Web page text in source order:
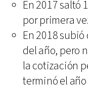
En 2017 saltó
por primera
En 2018
del año, pero
la cotización
terminó el año